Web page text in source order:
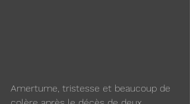
Amertume, tristesse et beaucoup de